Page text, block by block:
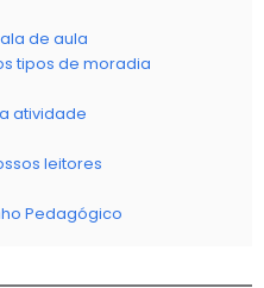
de aula
tipos de moradia
atividade
leitores
Pedagógico